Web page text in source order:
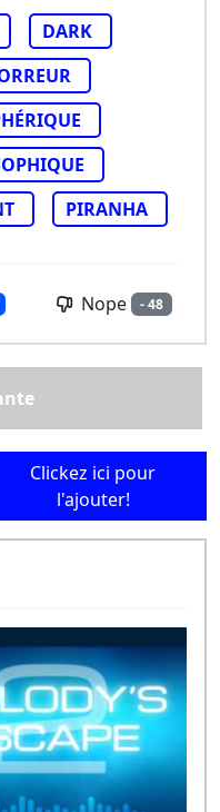
DARK
PIRANHA
Nope - 48
Clickez ici pour
l'ajouter!